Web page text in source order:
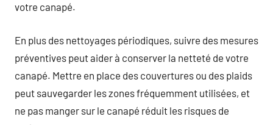
votre canapé.
En plus des nettoyages périodiques, suivre des mesures
préventives peut aider à conserver la netteté de votre
canapé. Mettre en place des couvertures ou des plaids
peut sauvegarder les zones fréquemment utilisées, et
ne pas manger sur le canapé réduit les risques de